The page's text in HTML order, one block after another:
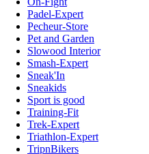
Padel-Expert
Pecheur-Store
Pet and Garden
Slowood Interior
Smash-Expert
Sneak'In
Sneakids
Sport is good
Training-Fit
Trek-Expert
Triathlon-Expert
TripnBikers